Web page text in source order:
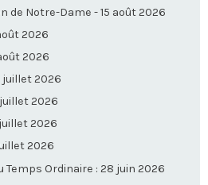
de Notre-Dame - 15 août 2026
2026
2026
juillet 2026
juillet 2026
juillet 2026
2026
Temps Ordinaire : 28 juin 2026